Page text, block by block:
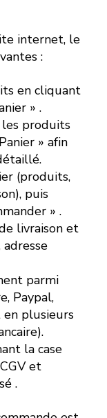
internet, le
:
en cliquant
» .
produits
» afin
(produits,
puis
» .
livraison et
parmi
Paypal,
en plusieurs
la case
et
.